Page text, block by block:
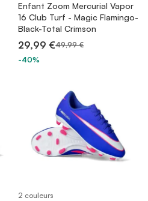
Enfant Zoom Mercurial Vapor
16 Club Turf - Magic Flamingo-
Black-Total Crimson
29,99 €49,99 €
-40%
2 couleurs